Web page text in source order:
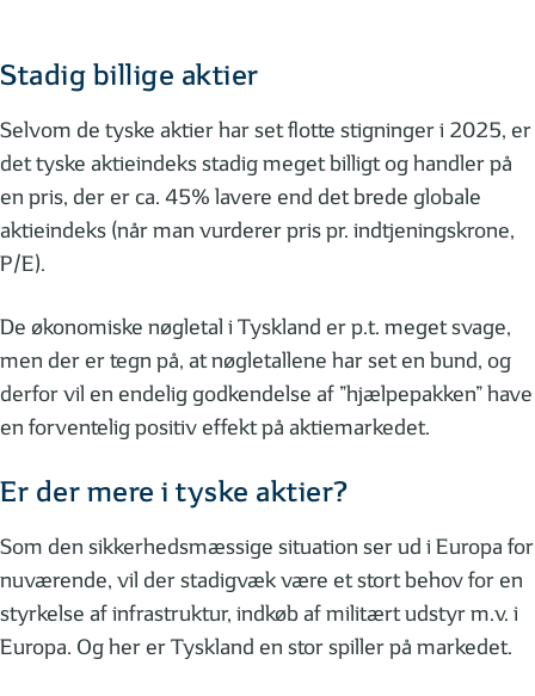
Stadig billige aktier
Selvom de tyske aktier har set flotte stigninger i 2025, er
det tyske aktieindeks stadig meget billigt og handler på
en pris, der er ca. 45% lavere end det brede globale
aktieindeks (når man vurderer pris pr. indtjeningskrone,
P/E).
De økonomiske nøgletal i Tyskland er p.t. meget svage,
men der er tegn på, at nøgletallene har set en bund, og
derfor vil en endelig godkendelse af ”hjælpepakken” have
en forventelig positiv effekt på aktiemarkedet.
Er der mere i tyske aktier?
Som den sikkerhedsmæssige situation ser ud i Europa for
nuværende, vil der stadigvæk være et stort behov for en
styrkelse af infrastruktur, indkøb af militært udstyr m.v. i
Europa. Og her er Tyskland en stor spiller på markedet.